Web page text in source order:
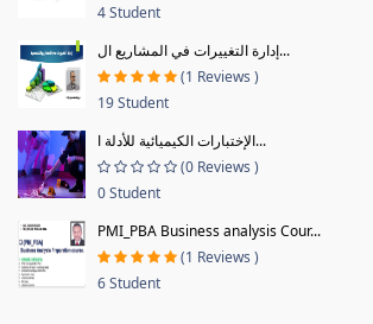
4 Student
إدارة التغييرات في المشاريع ال...
(1 Reviews )
19 Student
الإختبارات الكيميائية للأدلة ا...
(0 Reviews )
0 Student
PMI_PBA Business analysis Cour...
(1 Reviews )
6 Student